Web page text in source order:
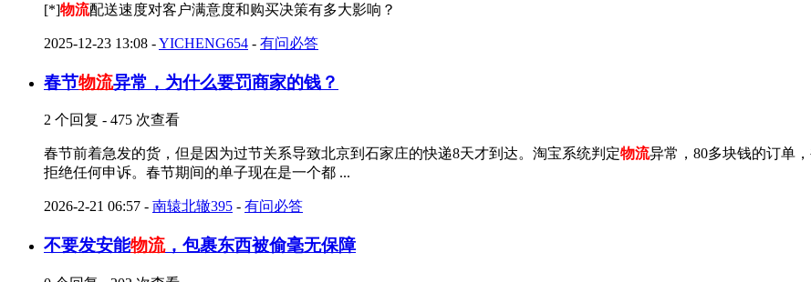
[*]物流配送速度对客户满意度和购买决策有多大影响？
2025-12-23 13:08 -YICHENG654 - 有问必答
春节物流异常，为什么要罚商家的钱？
2 个回复 - 475 次查看
春节前着急发的货，但是因为过节关系导致北京到石家庄的快递8天才到达。淘宝系统判定物流异常，80多块钱的订单
拒绝任何申诉。春节期间的单子现在是一个都 ...
2026-2-21 06:57 - 南辕北辙395 - 有问必答
不要发安能物流，包裹东西被偷毫无保障